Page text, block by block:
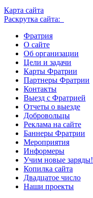
Карта сайта
Раскрутка сайта:
Фратрия
О сайте
Об организации
Цели и задачи
Карты Фратрии
Партнеры Фратрии
Контакты
Выезд с Фратрией
Отчеты о выезде
Добровольцы
Реклама на сайте
Баннеры Фратрии
Мероприятия
Информеры
Учим новые заряды!
Копилка сайта
Двадцатое число
Наши проекты